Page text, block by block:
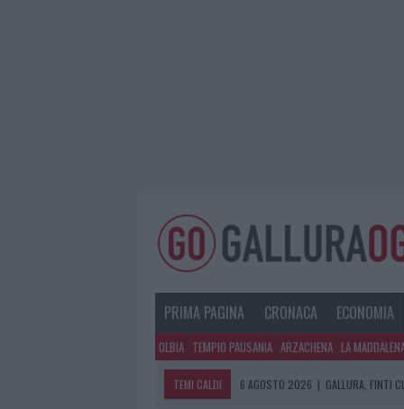
PRIMA PAGINA CRONACA ECONOMIA
OLBIA TEMPIO PAUSANIA ARZACHENA LA
TEMI CALDI 6 AGOSTO 2026 | GALLURA, FINTI